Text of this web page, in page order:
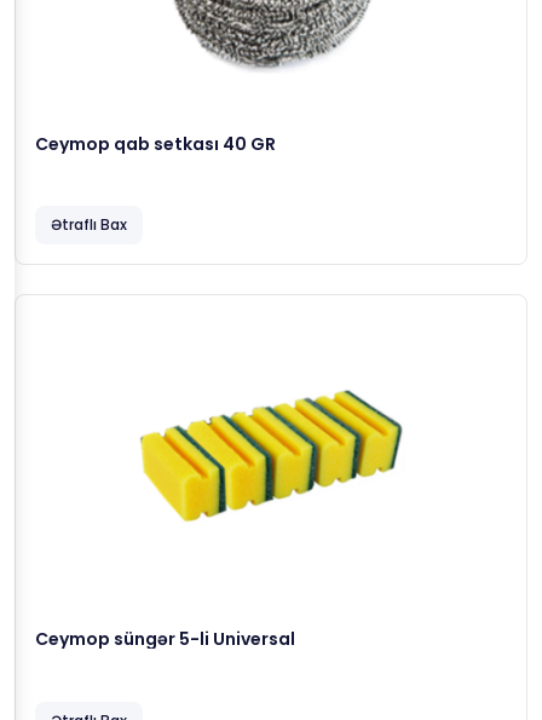
Ceymop qab setkası 40 GR
Ətraflı Bax
Ceymop süngər 5-li Universal